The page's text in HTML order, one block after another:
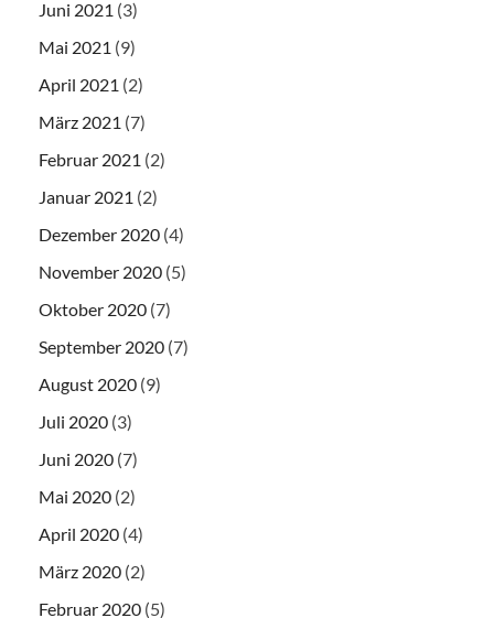
Juni 2021 (3)
Mai 2021 (9)
April 2021 (2)
März 2021 (7)
Februar 2021 (2)
Januar 2021 (2)
Dezember 2020 (4)
November 2020 (5)
Oktober 2020 (7)
September 2020 (7)
August 2020 (9)
Juli 2020 (3)
Juni 2020 (7)
Mai 2020 (2)
April 2020 (4)
März 2020 (2)
Februar 2020 (5)